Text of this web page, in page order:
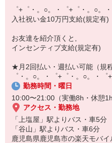
法人営業・アパレル販売・個
▼人気案件も多数♪
短期・期間限定・オープニン
上場/優良/大手企業など
【スマホ面接実施中】
￣￣￣￣￣￣￣￣￣
自宅に居ながらスマホでカンタ
オンライン面談なのでスピード
゜+゜・。○。・゜+゜・。○。
入社祝い金10万円支給(規定有)
お友達を紹介頂くと,
インセンティブ支給(規定有)
★月2回払い・週払い可能（規
゜・。○。・゜+゜・。○。・゜
勤務時間・曜日
10:00〜21:00（実働8h・休憩1h
アクセス・勤務地
「上塩屋」駅よりバス・車5分
「谷山」駅よりバス・車6分
鹿児島県鹿児島市の楽天モバ